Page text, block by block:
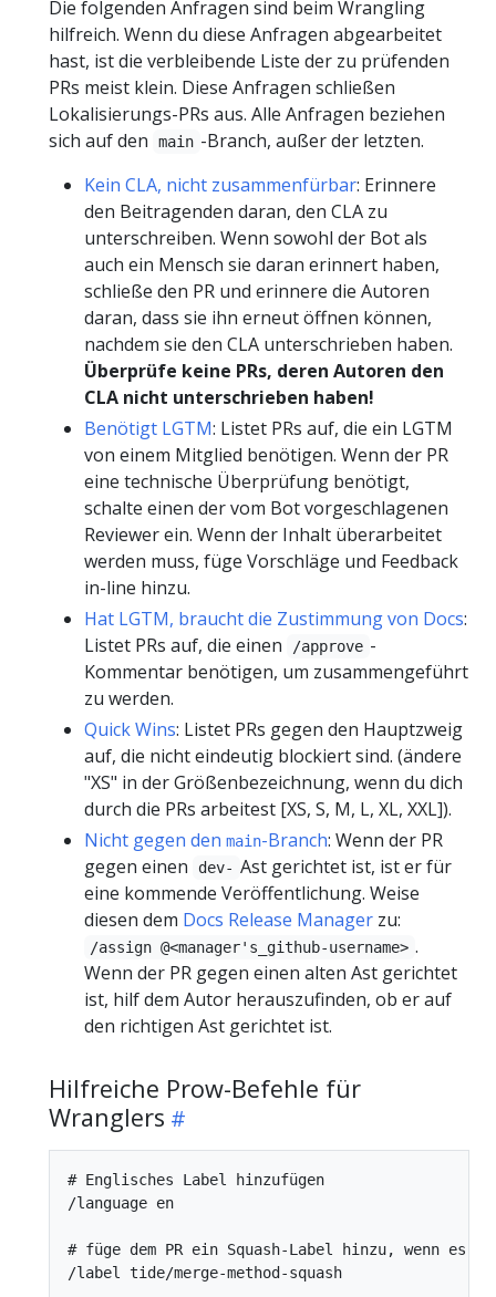
Die folgenden Anfragen sind beim Wrangling
hilfreich. Wenn du diese Anfragen abgearbeitet
hast, ist die verbleibende Liste der zu prüfenden
PRs meist klein. Diese Anfragen schließen
Lokalisierungs-PRs aus. Alle Anfragen beziehen
sich auf den
main -Branch, außer der letzten.
Kein CLA, nicht zusammenfürbar: Erinnere
den Beitragenden daran, den CLA zu
unterschreiben. Wenn sowohl der Bot als
auch ein Mensch sie daran erinnert haben,
schließe den PR und erinnere die Autoren
daran, dass sie ihn erneut öffnen können,
nachdem sie den CLA unterschrieben haben.
Überprüfe keine PRs, deren Autoren den
CLA nicht unterschrieben haben!
Benötigt LGTM: Listet PRs auf, die ein LGTM
von einem Mitglied benötigen. Wenn der PR
eine technische Überprüfung benötigt,
schalte einen der vom Bot vorgeschlagenen
Reviewer ein. Wenn der Inhalt überarbeitet
werden muss, füge Vorschläge und Feedback
in-line hinzu.
Hat LGTM, braucht die Zustimmung von Docs:
Listet PRs auf, die einen
/approve -
Kommentar benötigen, um zusammengeführt
zu werden.
Quick Wins: Listet PRs gegen den Hauptzweig
auf, die nicht eindeutig blockiert sind. (ändere
"XS" in der Größenbezeichnung, wenn du dich
durch die PRs arbeitest [XS, S, M, L, XL, XXL]).
Nicht gegen den main-Branch: Wenn der PR
gegen einen
dev- Ast gerichtet ist, ist er für
eine kommende Veröffentlichung. Weise
diesen dem Docs Release Manager zu:
/assign @<manager's_github-username> .
Wenn der PR gegen einen alten Ast gerichtet
ist, hilf dem Autor herauszufinden, ob er auf
den richtigen Ast gerichtet ist.
Hilfreiche Prow-Befehle für
Wranglers
# Englisches Label hinzufügen
/language en
# füge dem PR ein Squash-Label hinzu, wenn es
/label tide/merge-method-squash